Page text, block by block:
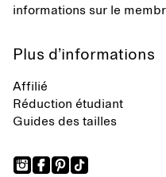
informations sur le
Plus d’informations
Affilié
Réduction étudiant
Guides des tailles